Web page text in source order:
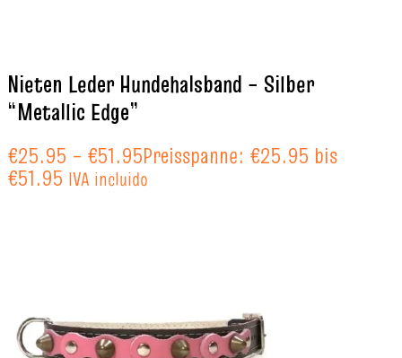
Nieten Leder Hundehalsband – Silber
“Metallic Edge”
€25.95 – €51.95Preisspanne: €25.95 bis
€51.95 IVA incluido